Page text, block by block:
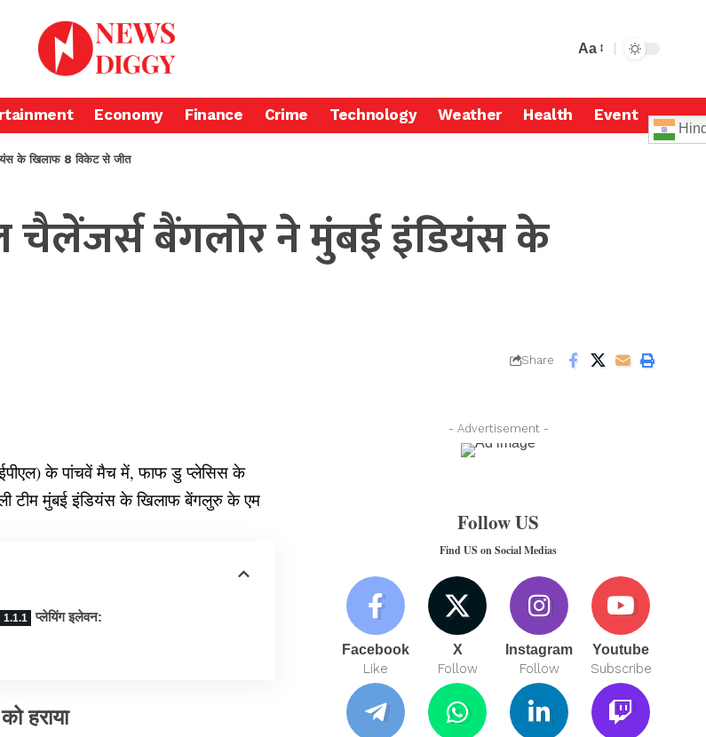
Aa
Economy Finance Crime Technology Weather Health Event
के खिलाफ 8 विकेट से जीत
चैलेंजर्स बैंगलोर ने मुंबई इंडियंस के
Share
के पांचवें मैच में, फाफ डु प्लेसिस के
टीम मुंबई इंडियंस के खिलाफ बेंगलुरु के एम
प्लेयिंग इलेवन:
हराया
- Advertisement -
Follow US
Find US on Social Medias
Facebook
Like
X
Follow
Instagram
Follow
Youtube
Subscribe